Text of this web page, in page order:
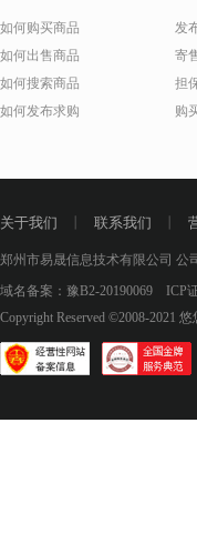
如何购买商品
如何出售商品
如何搜索商品
如何发布求购
发
寄
担
购
关于我们 联系我们
郑州市易晟信息技术有限公司 公
域名备案： 豫B2-20190069 ICP
Copyright Reserved ©2008-2021 悠